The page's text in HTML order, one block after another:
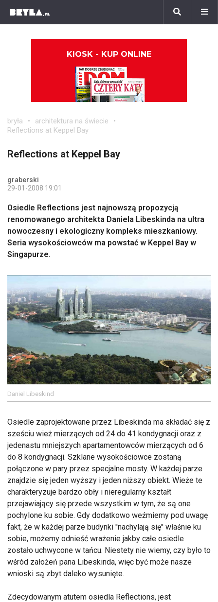
KIOSK - KUP ONLINE
bryła
architektura na świecie
Reflections at Keppel Bay
Reflections at Keppel Bay
graberski
29-01-2008 19:01
Osiedle Reflections jest najnowszą propozycją
renomowanego architekta Daniela Libeskinda na ultra
nowoczesny i ekologiczny kompleks mieszkaniowy.
Seria wysokościowców ma powstać w Keppel Bay w
Singapurze.
Daniel Libeskind
Osiedle zaprojektowane przez Libeskinda ma składać się z
sześciu wież mierzących od 24 do 41 kondygnacji oraz z
jedenastu mniejszych apartamentowców mierzących od 6
do 8 kondygnacji. Szklane wysokościowce zostaną
połączone w pary przez specjalne mosty. W każdej parze
znajdzie się jeden wyższy i jeden niższy obiekt. Wieże te
charakteryzuje bardzo obły i nieregularny kształt
przejawiający się przede wszystkim w tym, że są one
pochylone ku sobie. Gdy dodatkowo weźmiemy pod uwagę
fakt, że w każdej parze budynki ''nachylają się'' właśnie ku
sobie, możemy odnieść wrażenie jakby całe osiedle
zostało uchwycone w tańcu. Niestety nie wiemy, czy było to
wśród założeń pana Libeskinda, więc być może nasze
wnioski są zbyt daleko wysunięte.
Zdecydowanym atutem osiedla Reflections, jest